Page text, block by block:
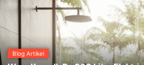
Blog Artikel